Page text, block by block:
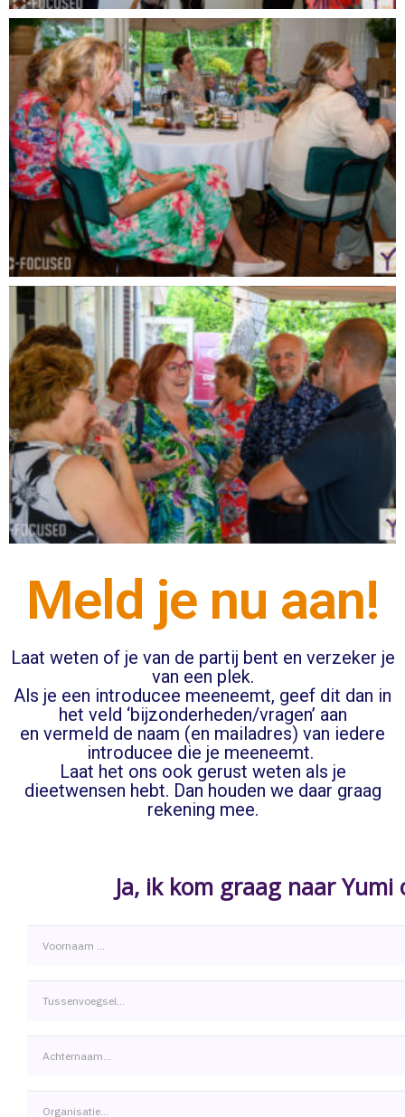
Meld je nu aan!
Laat weten of je van de partij bent en verzeker je
van een plek.
Als je een introducee meeneemt, geef dit dan in
het veld ‘bijzonderheden/vragen’ aan
en vermeld de naam (en mailadres) van iedere
introducee die je meeneemt.
Laat het ons ook gerust weten als je
dieetwensen hebt. Dan houden we daar graag
rekening mee.
Ja, ik kom graag naar